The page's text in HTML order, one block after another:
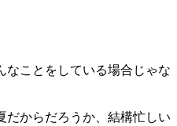
なことをしている場合じゃな
だからだろうか、結構忙しい